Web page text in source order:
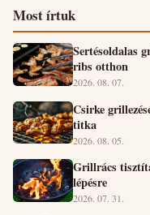
Most írtuk
Sertésoldalas
ribs otthon
2026. 08. 07.
Csirke
titka
2026. 08. 05.
Grillrács
lépésre
2026. 07. 31.